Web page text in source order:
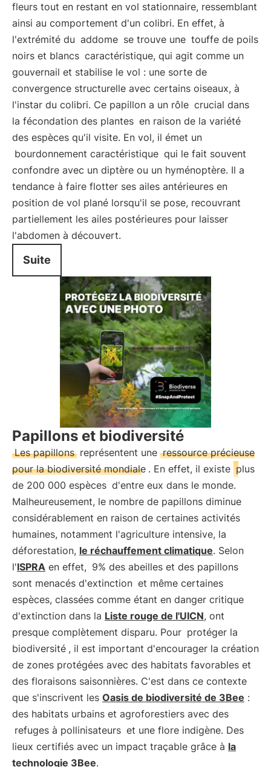
fleurs tout en restant en vol stationnaire, ressemblant
ainsi au comportement d'un colibri. En effet, à
l'extrémité du addome se trouve une touffe de poils
noirs et blancs caractéristique, qui agit comme un
gouvernail et stabilise le vol : une sorte de
convergence structurelle avec certains oiseaux, à
l'instar du colibri. Ce papillon a un rôle crucial dans
la fécondation des plantes en raison de la variété
des espèces qu'il visite. En vol, il émet un
bourdonnement caractéristique qui le fait souvent
confondre avec un diptère ou un hyménoptère. Il a
tendance à faire flotter ses ailes antérieures en
position de vol plané lorsqu'il se pose, recouvrant
partiellement les ailes postérieures pour laisser
l'abdomen à découvert.
Suite
Papillons et biodiversité
Les papillons représentent une ressource précieuse
pour la biodiversité mondiale . En effet, il existe plus
de 200 000 espèces d'entre eux dans le monde.
Malheureusement, le nombre de papillons diminue
considérablement en raison de certaines activités
humaines, notamment l'agriculture intensive, la
déforestation, le réchauffement climatique. Selon
l'ISPRA en effet, 9% des abeilles et des papillons
sont menacés d'extinction et même certaines
espèces, classées comme étant en danger critique
d'extinction dans la Liste rouge de l'UICN, ont
presque complètement disparu. Pour protéger la
biodiversité , il est important d'encourager la création
de zones protégées avec des habitats favorables et
des floraisons saisonnières. C'est dans ce contexte
que s'inscrivent les Oasis de biodiversité de 3Bee :
des habitats urbains et agroforestiers avec des
refuges à pollinisateurs et une flore indigène. Des
lieux certifiés avec un impact traçable grâce à la
technologie 3Bee.